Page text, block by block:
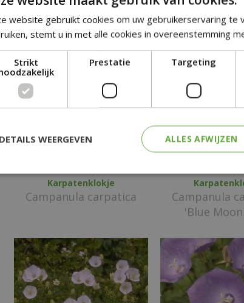
var. macrantha
Karpatenklokje
Campanula carpatica
Campanula
'Blue
website gebruikt cookies om uw gebruikerservaring
stemt u in met alle cookies in overeenstemming
Strikt
Prestatie Targeting
ALLES AFWIJZEN
DETAILS WEERGEVEN